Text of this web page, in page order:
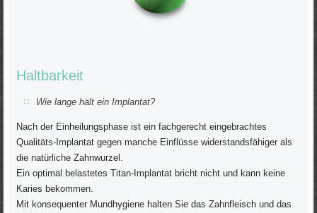
Haltbarkeit
Wie lange hält ein Implantat?
Nach der Einheilungsphase ist ein fachgerecht eingebrachtes
Qualitäts-Implantat gegen manche Einflüsse widerstandsfähiger als
die natürliche Zahnwurzel.
Ein optimal belastetes Titan-Implantat bricht nicht und kann keine
Karies bekommen.
Mit konsequenter Mundhygiene halten Sie das Zahnfleisch und das